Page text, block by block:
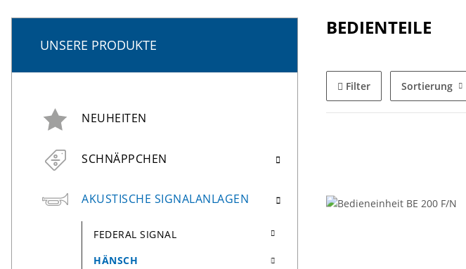
BEDIENTEILE
Filter Sortierung
UNSERE PRODUKTE
NEUHEITEN
SCHNÄPPCHEN
AKUSTISCHE SIGNALANLAGEN
FEDERAL SIGNAL
HÄNSCH